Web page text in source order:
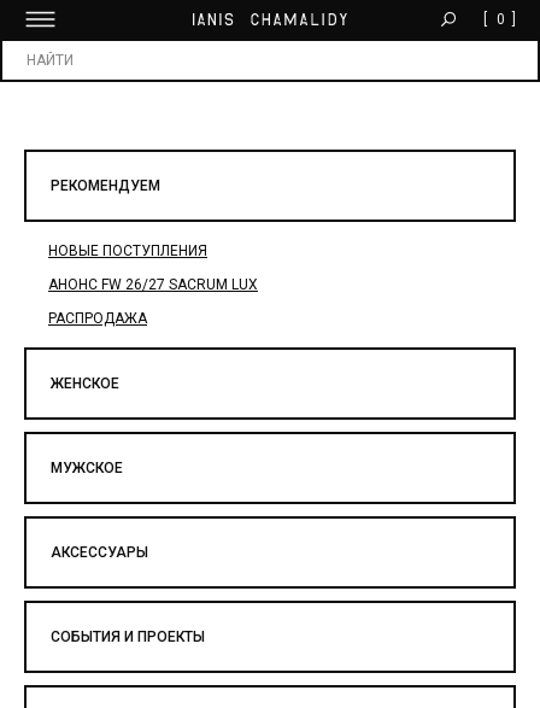
0
РЕКОМЕНДУЕМ
НОВЫЕ ПОСТУПЛЕНИЯ
АНОНС FW 26/27 SACRUM LUX
РАСПРОДАЖА
ЖЕНСКОЕ
МУЖСКОЕ
АКСЕССУАРЫ
СОБЫТИЯ И ПРОЕКТЫ